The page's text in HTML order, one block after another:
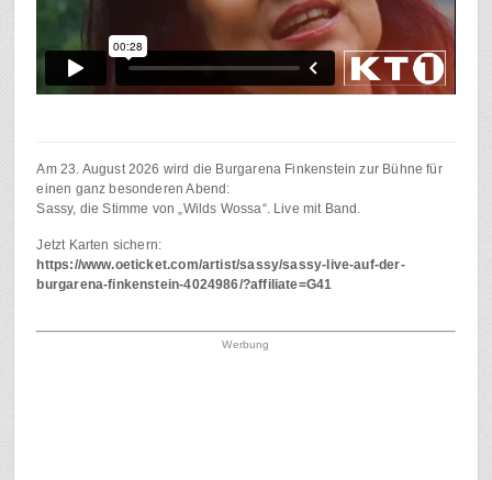
Am 23. August 2026 wird die Burgarena Finkenstein zur Bühne für
einen ganz besonderen Abend:
Sassy, die Stimme von „Wilds Wossa“. Live mit Band.
Jetzt Karten sichern:
https://www.oeticket.com/artist/sassy/sassy-live-auf-der-
burgarena-finkenstein-4024986/?affiliate=G41
Werbung